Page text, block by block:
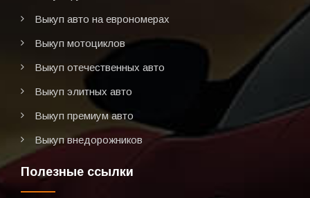
Выкуп авто на еврономерах
Выкуп мотоциклов
Выкуп отечественных авто
Выкуп элитных авто
Выкуп премиум авто
Выкуп внедорожников
Полезные ссылки